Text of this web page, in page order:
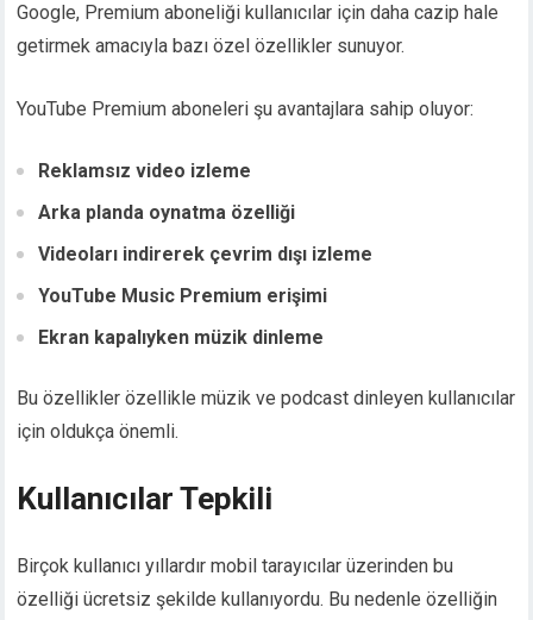
Google, Premium aboneliği kullanıcılar için daha cazip hale
getirmek amacıyla bazı özel özellikler sunuyor.
YouTube Premium aboneleri şu avantajlara sahip oluyor:
Reklamsız video izleme
Arka planda oynatma özelliği
Videoları indirerek çevrim dışı izleme
YouTube Music Premium erişimi
Ekran kapalıyken müzik dinleme
Bu özellikler özellikle müzik ve podcast dinleyen kullanıcılar
için oldukça önemli.
Kullanıcılar Tepkili
Birçok kullanıcı yıllardır mobil tarayıcılar üzerinden bu
özelliği ücretsiz şekilde kullanıyordu. Bu nedenle özelliğin